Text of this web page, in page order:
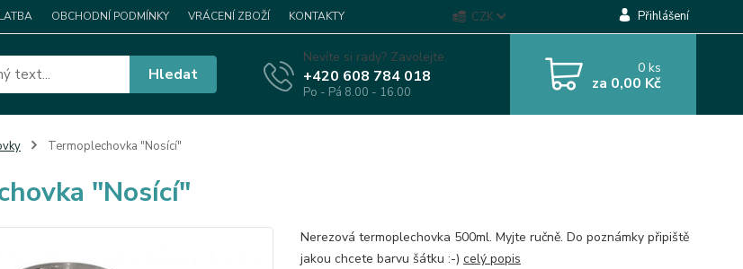
OBCHODNÍ PODMÍNKY VRÁCENÍ ZBOŽÍ KONTAKTY CZK Přihlášení
Hledat
Nevíte si rady? Zavolejte.
+420 608 784 018
Po - Pá 8.00 - 16.00
0ks
za 0,00 Kč
Termoplechovka "Nosící"
"Nosící"
Nerezová termoplechovka 500ml. Myjte ručně. Do poznámky připiště
jakou chcete barvu šátku :-) celý popis